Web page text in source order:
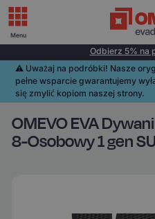
Odbierz 5% na
⚠️️ Uważaj na podróbki! Nasze
pełne wsparcie gwarantujemy
się zmylić kopiom naszej strony.
OMEVO EVA
8-Osobowy 1 gen
Menu